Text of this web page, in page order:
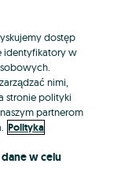
dostęp
identyfikatory w
nimi,
stronie polityki
partnerom
Polityka
w celu